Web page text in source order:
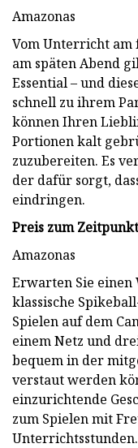
Amazonas
Vom Unterricht am
am späten Abend
Essential – und
schnell zu ihrem
können Ihren
Portionen kalt
zuzubereiten. Es
der dafür sorgt,
eindringen.
Preis zum
Amazonas
Erwarten Sie
klassische
Spielen auf dem
einem Netz und
bequem in der
verstaut werden
einzurichtende
zum Spielen mit
Unterrichtsstunden.